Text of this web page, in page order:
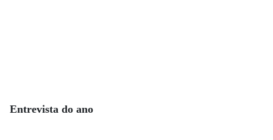
Entrevista do ano